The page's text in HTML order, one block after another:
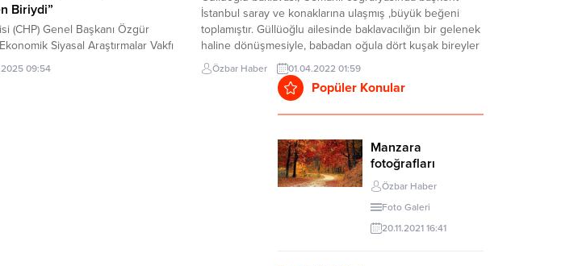
Biriydi”
(CHP) Genel Başkanı Özgür
Siyasal Araştırmalar Vakfı
Belediyesi Boğaziçi Kültür
eski Başbakan
09:54
İstanbul saray ve konaklarına ulaşmış ,büyük beğeni
toplamıştır. Güllüoğlu ailesinde baklavacılığın bir gelenek
haline dönüşmesiyle, babadan oğula dört kuşak bireyler
bu mesleği bilgi, beceri, birikim ve tecrübeyle günümüze
kadar taşıyarak, koşulsuz müşteri memnuniyetini esas
almıştır. Türkiye geneline yayılmış şubeleriyle ağlarını
Özbar Haber 01.04.2022 01:59
Popüler Konular
Manzara
fotoğrafları
Özbar Haber
Foto Galeri
20.11.2021 16:41